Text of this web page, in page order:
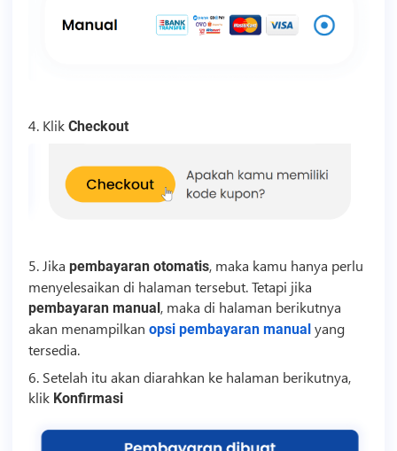
4. Klik Checkout
5. Jika pembayaran otomatis, maka kamu hanya perlu
menyelesaikan di halaman tersebut. Tetapi jika
pembayaran manual, maka di halaman berikutnya
akan menampilkan opsi pembayaran manualyang
tersedia.
6. Setelah itu akan diarahkan ke halaman berikutnya,
klik Konfirmasi